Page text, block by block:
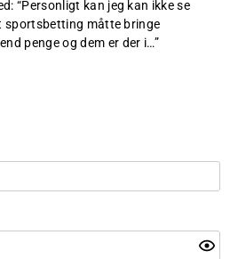
: “Personligt kan jeg kan ikke se
sportsbetting måtte bringe
penge og dem er der i…”